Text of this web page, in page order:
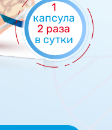
1
капсула
2 раза
в сутки